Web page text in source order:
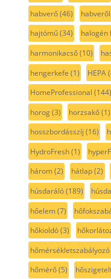
habverő(46)
hajtómű(34) halogén
harmonikacső(10)
hengerkefe (1) HEPA
HomeProfessional (144)
horog(3) horzsakő(1)
hosszbordásszíj (16)
HydroFresh(1)
három(2) hátlap(2)
húsdaráló(189)
hőelem(7)
hőkioldó(3)
hőmérsékletszabályozó
hőmérő(5)